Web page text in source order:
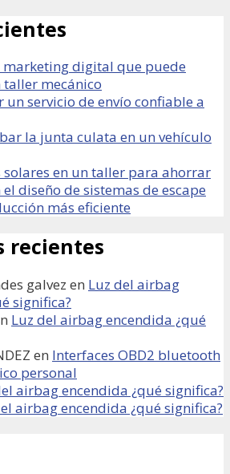
marketing digital que puede
mecánico
un servicio de envío confiable a
la junta culata en un vehículo
solares en un taller para ahorrar
diseño de sistemas de escape
más eficiente
recientes
galvez en Luz del airbag
significa?
Luz del airbag encendida ¿qué
en Interfaces OBD2 bluetooth
personal
airbag encendida ¿qué significa?
airbag encendida ¿qué significa?